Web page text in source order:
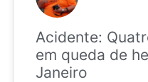
Acidente:
em queda de
Janeiro